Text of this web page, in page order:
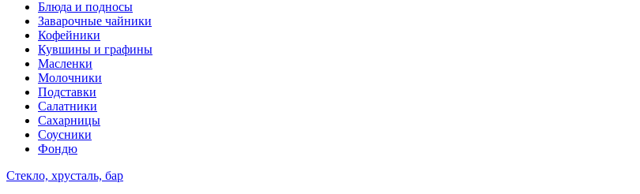
Блюда и подносы
Заварочные чайники
Кофейники
Кувшины и графины
Масленки
Молочники
Подставки
Салатники
Сахарницы
Соусники
Фондю
Стекло, хрусталь, бар